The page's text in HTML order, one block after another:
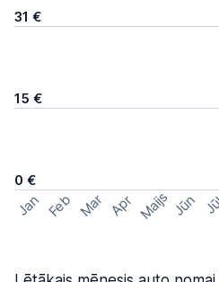
31 €
15 €
0 €
Jan Feb Mar Apr Maijs Jūn